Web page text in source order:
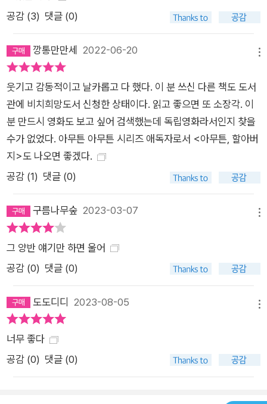
공감 (3) 댓글 (0)
깡통만만세 2022-06-20
웃기고 감동적이고 날카롭고 다 했다. 이 분 쓰신 다른 책도 도서
관에 비치희망도서 신청한 상태이다. 읽고 좋으면 또 소장각. 이
분 만드시 영화도 보고 싶어 검색했는데 독립영화라서인지 찾을
수가 없었다. 아무튼 아무튼 시리즈 애독자로서 <아무튼, 할아버
지>도 나오면 좋겠다.
공감 (1) 댓글 (0)
구름나무숲 2023-03-07
그 양반 얘기만 하면 울어
공감 (0) 댓글 (0)
도도디디 2023-08-05
너무 좋다
공감 (0) 댓글 (0)